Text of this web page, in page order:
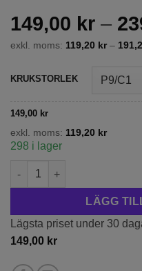
149,00 kr –
exkl. moms: 119,20 kr–
KRUKSTORLEK
149,00 kr
exkl. moms: 119,20 kr
298 i lager
Vintertry 'Lonicera
LÄGG
Lägsta priset under 30
149,00 kr